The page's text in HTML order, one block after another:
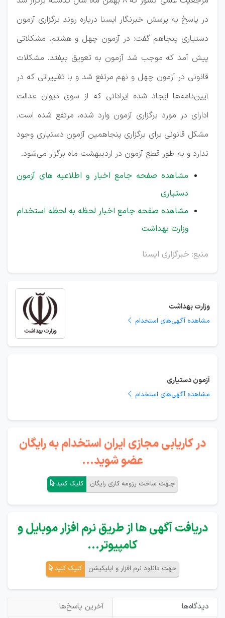
در پاسخ به پرسش خبرنگار ایسنا درباره روند برگزاری آزمون
دستیاری پنجاهم گفت: در آزمون چهل و هشتم، مشکلاتی
پیش آمد که موجب شد آزمون به تعویق بیفتد. مشکلات
قانونی در آزمون چهل و نهم مرتفع شد و با تغییراتی که در
آیین‌نامه‌ها ایجاد شده ایراداتی که از سوی دیوان عدالت
ادارای در مورد برگزاری آزمون وارد شده، مرتفع شده است.
مشکل قانونی برای برگزاری پنجاهمین آزمون دستیاری وجود
ندارد و به طور قطع آزمون در اردیبهشت ماه برگزار می‌شود.
مشاهده صفحه جامع اخبار و اطلاعیه های آزمون
دستیاری
مشاهده صفحه جامع اخبار لحظه به لحظه استخدام
وزارت بهداشت
منبع: خبرگزاری ایسنا
وزارت بهداشت
مشاهده آگهی‌های استخدام
آزمون دستیاری
مشاهده آگهی‌های استخدام
در کاریابی مجازی ایران استخدام به رایگان
عضو شوید...
جـهت ساخت رزومه کاری رایگان کلیک کنید
دریافت آگهی ها از طریق نرم افزار موبایل و
کامپیوتر...
جهت دانلود نرم افزار و اپلیکیشن کلیک کنید
دیدگاه‌ها
آخرین پاسخ‌ها